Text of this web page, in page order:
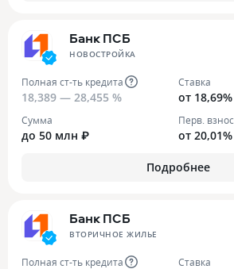
Банк ПСБ
НОВОСТРОЙКА
Полная ст-ть кредита
18,389 — 28,455 %
Ставка
от 18,69%
Сумма
до 50 млн ₽
Перв. взнос
от 20,01%
Подробнее
Банк ПСБ
ВТОРИЧНОЕ ЖИЛЬЕ
Полная ст-ть кредита Ставка